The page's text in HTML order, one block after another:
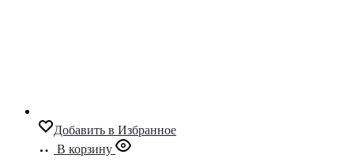
Добавить в Избранное
В корзину